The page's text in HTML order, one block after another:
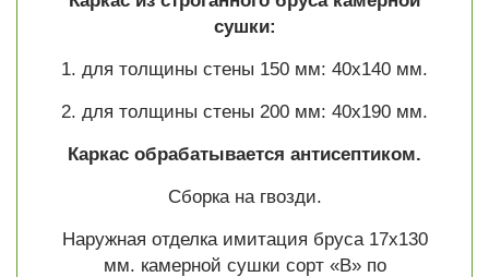
сушки:
1. для толщины стены 150 мм: 40х140 мм.
2. для толщины стены 200 мм: 40х190 мм.
Каркас обрабатывается антисептиком.
Сборка на гвозди.
Наружная отделка имитация бруса 17х130
мм. камерной сушки сорт «В» по